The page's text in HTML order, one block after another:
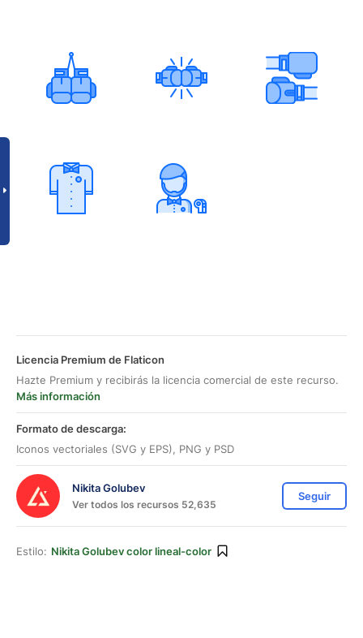
Licencia Premium de Flaticon
Hazte Premium y recibirás la licencia comercial de este recurso.
Más información
Formato de descarga:
Iconos vectoriales (SVG y EPS), PNG y PSD
Nikita Golubev
Ver todos los recursos 52,635
Seguir
Estilo: Nikita Golubev color lineal-color